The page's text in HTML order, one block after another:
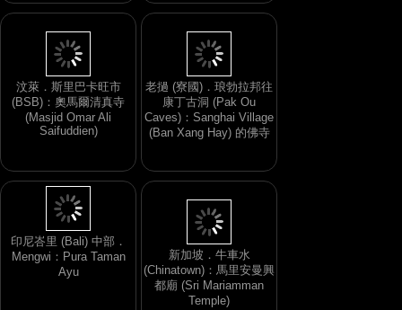
汶萊．斯里巴卡旺市
(BSB)：奧馬爾清真寺
(Masjid Omar Ali
Saifuddien)
老撾 (寮國)．琅勃拉邦往
康丁古洞 (Pak Ou
Caves)：Sanghai Village
(Ban Xang Hay) 的佛寺
印尼峇里 (Bali) 中部．
Mengwi：Pura Taman
Ayu
新加坡．牛車水
(Chinatown)：馬里安曼興
都廟 (Sri Mariamman
Temple)